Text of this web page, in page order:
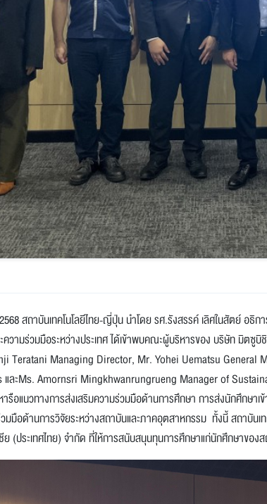
สถาบันเทคโนโลยีไทย-ญี่ปุ่น นำโดย รศ.รังสรรค์ เลิศในสัตย์ อธิ
วามร่วมมือระหว่างประเทศ ได้เข้าพบคณะผู้บริหารของ บริษัท มิตซูบิชิ
Teratani Managing Director, Mr. Yohei Uematsu General
ละMs. Amornsri Mingkhwanrungrueng Manager of
รือแนวทางการส่งเสริมความร่วมมือด้านการศึกษา การส่งนักศึกษาเ
มมือด้านการวิจัยระหว่างสถาบันและภาคอุตสาหกรรม ทั้งนี้ สถาบัน
ย (ประเทศไทย) จำกัด ที่ให้การสนับสนุนทุนการศึกษาแก่นักศึกษาของ